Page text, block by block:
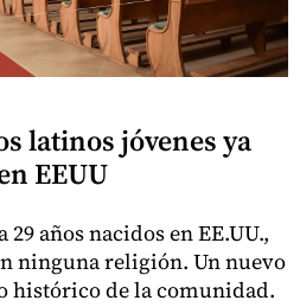
latinos jóvenes ya
EEUU
años nacidos en EE.UU.,
ninguna religión. Un nuevo
histórico de la comunidad.